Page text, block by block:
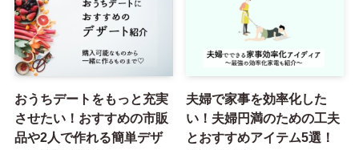
おうちデートをもっと充実
させたい！おすすめの市販
品や2人で作れる簡単デザ
夫婦で家事を効率化した
い！夫婦円満のための工夫
とおすすめアイテム5選！